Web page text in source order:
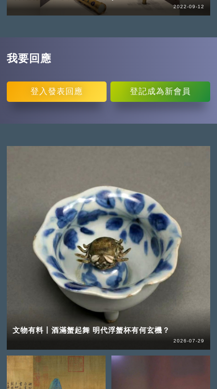
2022-09-12
我要回應
登入 發表回應 登記成為新會員
文物有料丨酒滿蟹起舞 明代浮蟹杯有何玄機？
2026-07-29